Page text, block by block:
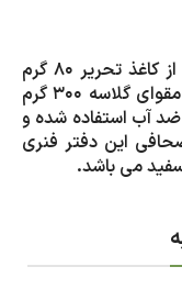
در دفتر های تولید شده توسط آی چاپ از کاغذ تحریر 80 گرم
مرغوب استفاده شده است. جلد دفتر از مقوای گلاسه 300 گرم
براق 150 میکرون ضد آب استفاده شده و
این دفتر فنری
می باشد.